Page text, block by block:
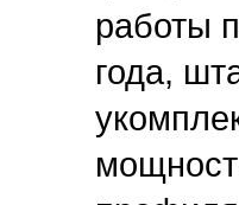
работы
года,